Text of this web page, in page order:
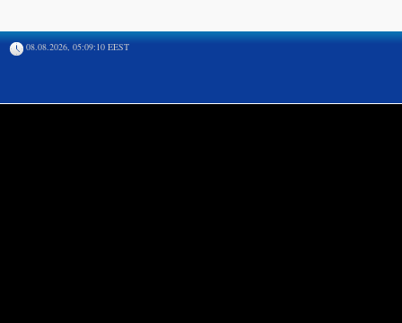
08.08.2026, 05:09:10 EEST